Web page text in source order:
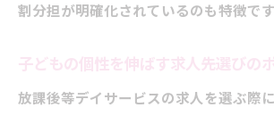
割分担が明確化されているのも特徴です
子どもの個性を伸ばす求人先選びの
放課後等デイサービスの求人を選ぶ際